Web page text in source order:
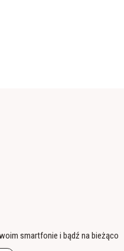
smartfonie i bądź na bieżąco